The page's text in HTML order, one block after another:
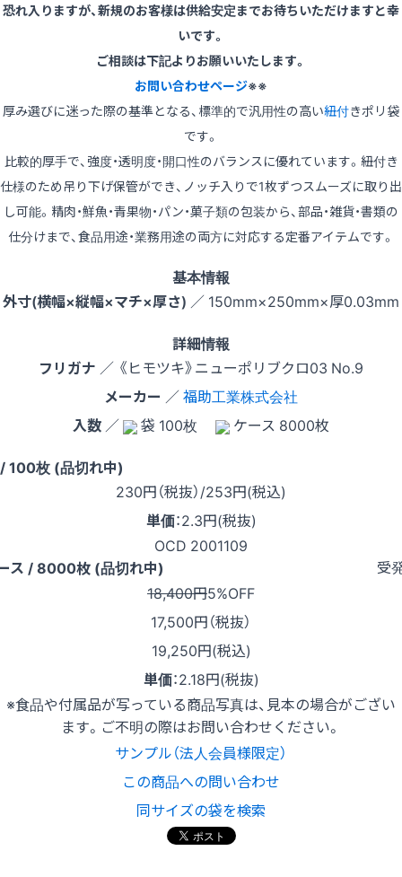
恐れ入りますが、新規のお客様は供給安定までお待ちいただけますと幸
いです。
ご相談は下記よりお願いいたします。
お問い合わせページ※※
厚み選びに迷った際の基準となる、標準的で汎用性の高い紐付きポリ袋
です。
比較的厚手で、強度・透明度・開口性のバランスに優れています。紐付き
仕様のため吊り下げ保管ができ、ノッチ入りで1枚ずつスムーズに取り出
し可能。精肉・鮮魚・青果物・パン・菓子類の包装から、部品・雑貨・書類の
仕分けまで、食品用途・業務用途の両方に対応する定番アイテムです。
基本情報
外寸(横幅×縦幅×マチ×厚さ) ／ 150mm×250mm×厚0.03mm
詳細情報
フリガナ ／ 《ヒモツキ》ニューポリブクロ03 No.9
メーカー ／福助工業株式会社
入数 ／ 袋 100枚
ケース 8000枚
100枚 (品切れ中)
230円（税抜）/253円(税込)
単価：2.3円(税抜)
OCD 2001109
ス / 8000枚 (品切れ中)
受
18,400円5%OFF
17,500円（税抜）
19,250円(税込)
単価：2.18円(税抜)
※食品や付属品が写っている商品写真は、見本の場合がござい
ます。ご不明の際はお問い合わせください。
サンプル（法人会員様限定）
この商品への問い合わせ
同サイズの袋を検索